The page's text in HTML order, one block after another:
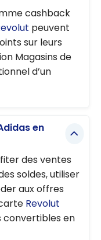
cashback
peuvent
sur leurs
Magasins de
d’un
en
des ventes
soldes, utiliser
aux offres
Revolut
convertibles en